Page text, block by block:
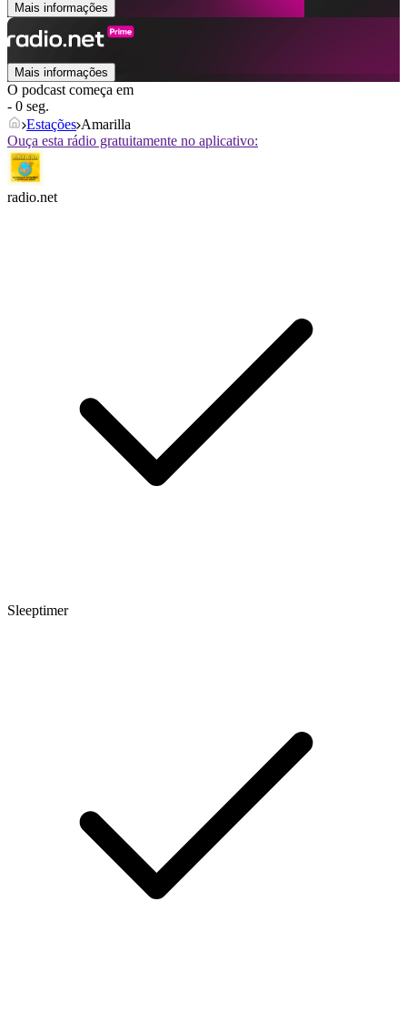
Mais informações
Mais informações
O podcast começa em
- 0 seg.
Estações Amarilla
Ouça esta rádio gratuitamente no aplicativo:
radio.net
Sleeptimer